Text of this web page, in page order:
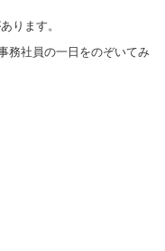
ります。
務社員の一日をのぞいてみ